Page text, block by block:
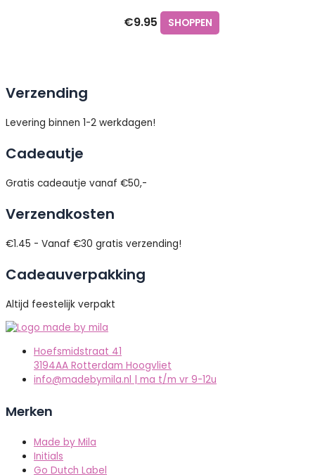
€9.95 SHOPPEN
Verzending
Levering binnen 1-2 werkdagen!
Cadeautje
Gratis cadeautje vanaf €50,-
Verzendkosten
€1.45 - Vanaf €30 gratis verzending!
Cadeauverpakking
Altijd feestelijk verpakt
Hoefsmidstraat 41
3194AA Rotterdam Hoogvliet
info@madebymila.nl | ma t/m vr 9-12u
Merken
Made by Mila
Initials
Go Dutch Label